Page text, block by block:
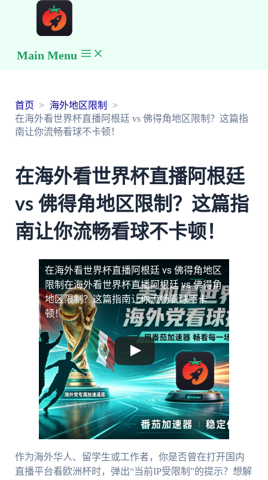
Main Menu
首页
海外地区限制
在海外看世界杯直播阿根廷 vs 佛得角地区限制？这篇指
南让你流畅看球不卡顿！
在海外看世界杯直播阿根廷
vs 佛得角地区限制？这篇指
南让你流畅看球不卡顿！
在海外看世界杯直播阿根廷 vs 佛得角地区
限制 在海外看世界杯直播阿根廷 vs 佛得角
地区限制？这篇指南让你流畅看球不卡
顿！
作为海外华人、留学生或工作者，你是否曾在打开国内
直播平台看欧洲杯时，弹出“当前IP受限制”的提示？想解